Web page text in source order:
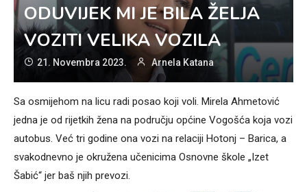
ODUVIJEK MI JE BILA ŽELJA
VOZITI VELIKA VOZILA
21. Novembra 2023. Arnela Katana
Sa osmijehom na licu radi posao koji voli. Mirela Ahmetović
jedna je od rijetkih žena na području općine Vogošća koja vozi
autobus. Već tri godine ona vozi na relaciji Hotonj – Barica, a
svakodnevno je okružena učenicima Osnovne škole „Izet
Šabić“ jer baš njih prevozi.